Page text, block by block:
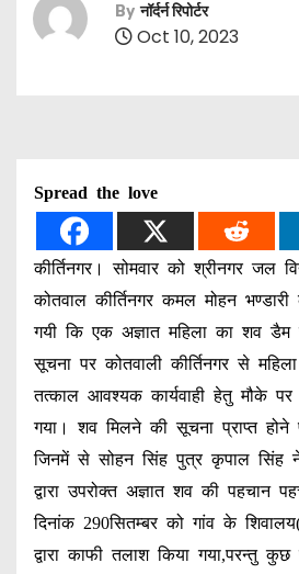
By नॉर्दर्न रिपोर्टर
Oct 10, 2023
Spread the love
कीर्तिनगर। सोमवार को श्रीनगर जल
कोतवाल कीर्तिनगर कमल मोहन
गयी कि एक अज्ञात महिला का शव
सूचना पर कोतवाली कीर्तिनगर से
तत्काल आवश्यक कार्यवाही हेतु मौके
गया। शव मिलने की सूचना प्राप्त
जिनमें से सोहन सिंह पुत्र कृपाल सिंह
द्वारा उपरोक्त अज्ञात शव की पहचान
दिनांक 290सितम्बर को गांव के
द्वारा काफी तलाश किया गया,परन्तु